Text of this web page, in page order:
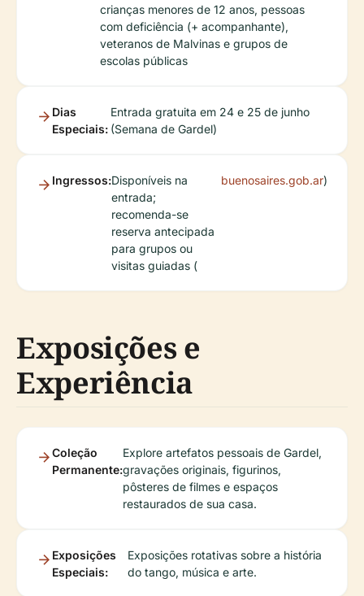
crianças menores de 12 anos, pessoas
com deficiência (+ acompanhante),
veteranos de Malvinas e grupos de
escolas públicas
Dias
Especiais:
Entrada gratuita em 24 e 25 de junho
(Semana de Gardel)
Ingressos:Disponíveis na
entrada;
recomenda-se
reserva antecipada
para grupos ou
visitas guiadas (
buenosaires.gob.ar)
Exposições e
Experiência
Coleção
Permanente:
Explore artefatos pessoais de Gardel,
gravações originais, figurinos,
pôsteres de filmes e espaços
restaurados de sua casa.
Exposições
Especiais:
Exposições rotativas sobre a história
do tango, música e arte.